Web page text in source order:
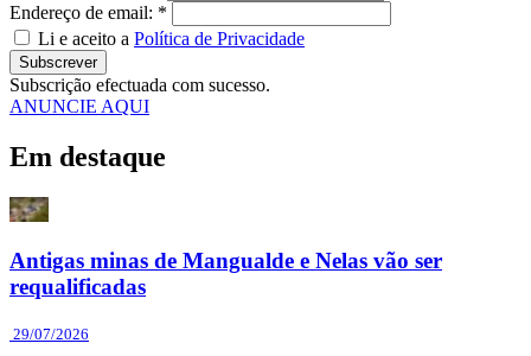
Endereço de email: *
Li e aceito a Política de Privacidade
Subscrever
Subscrição efectuada com sucesso.
ANUNCIE AQUI
Em destaque
Antigas minas de Mangualde e Nelas vão ser
requalificadas
29/07/2026